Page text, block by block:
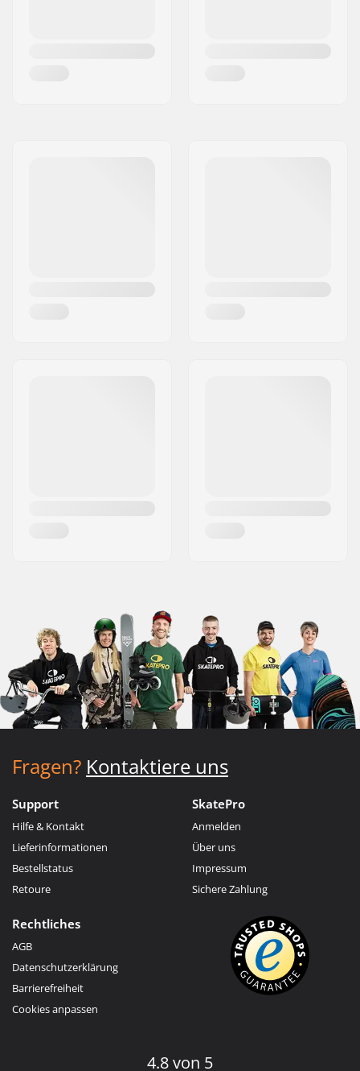
Fragen? Kontaktiere uns
Support
Hilfe & Kontakt
Lieferinformationen
Bestellstatus
Retoure
SkatePro
Anmelden
Über uns
Impressum
Sichere Zahlung
Rechtliches
AGB
Datenschutzerklärung
Barrierefreiheit
Cookies anpassen
4.8 von 5